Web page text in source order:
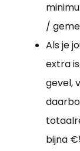
/
Als je
extra
gevel,
bijna